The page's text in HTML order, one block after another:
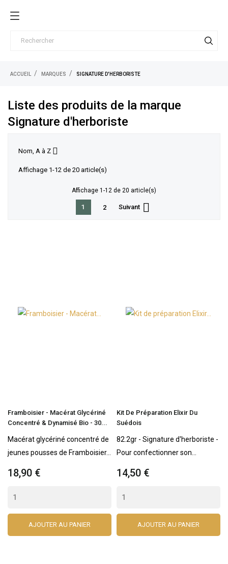
ACCUEIL MARQUES SIGNATURE D'HERBORISTE
Liste des produits de la marque
Signature d'herboriste
Nom, A à Z 
Affichage 1-12 de 20 article(s)
Affichage 1-12 de 20 article(s)
1 2 Suivant 
Framboisier - Macérat Glycériné
Concentré & Dynamisé Bio - 30...
Macérat glycériné concentré de
jeunes pousses de Framboisier...
18,90 €
AJOUTER AU PANIER
Kit De Préparation Elixir Du
Suédois
82.2gr - Signature d'herboriste -
Pour confectionner son...
14,50 €
AJOUTER AU PANIER